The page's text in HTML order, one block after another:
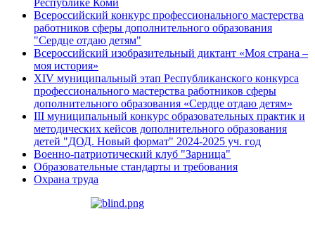
Всероссийский конкурс профессионального мастерства
работников сферы дополнительного образования
"Сердце отдаю детям"
Всероссийский изобразительный диктант «Моя страна –
моя история»
XIV муниципальный этап Республиканского конкурса
профессионального мастерства работников сферы
дополнительного образования «Сердце отдаю детям»
III муниципальный конкурс образовательных практик и
методических кейсов дополнительного образования
детей "ДОД. Новый формат" 2024-2025 уч. год
Военно-патриотический клуб "Зарница"
Образовательные стандарты и требования
Охрана труда